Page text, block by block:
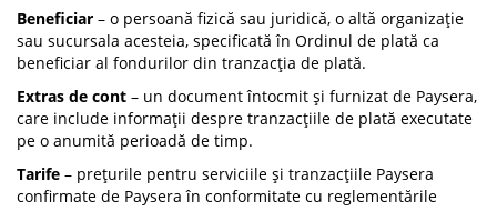
Beneficiar – o persoană fizică sau juridică, o altă organizație
sau sucursala acesteia, specificată în Ordinul de plată ca
beneficiar al fondurilor din tranzacția de plată.
Extras de cont – un document întocmit și furnizat de Paysera,
care include informații despre tranzacțiile de plată executate
pe o anumită perioadă de timp.
Tarife – prețurile pentru serviciile și tranzacțiile Paysera
confirmate de Paysera în conformitate cu reglementările